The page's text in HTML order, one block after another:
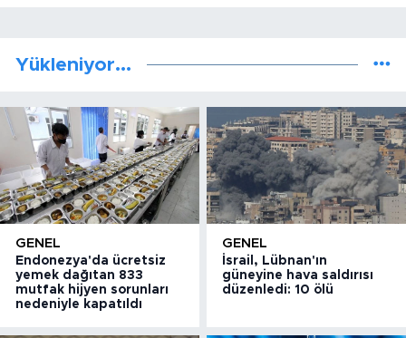
Yükleniyor...
GENEL
Endonezya'da ücretsiz
yemek dağıtan 833
mutfak hijyen sorunları
nedeniyle kapatıldı
GENEL
İsrail, Lübnan'ın
güneyine hava saldırısı
düzenledi: 10 ölü